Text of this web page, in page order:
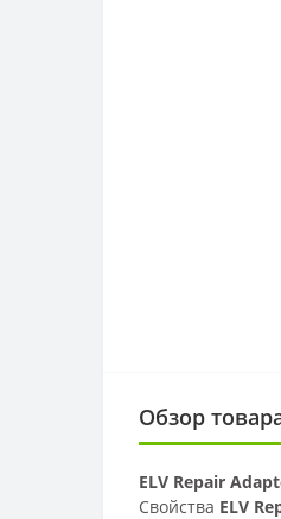
Обзор
ELV Repair
Свойства ELV